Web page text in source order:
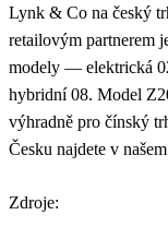
Lynk & Co na český
retailovým partnerem
modely — elektrická
hybridní 08. Model
výhradně pro čínský
Česku najdete v našem
Zdroje: